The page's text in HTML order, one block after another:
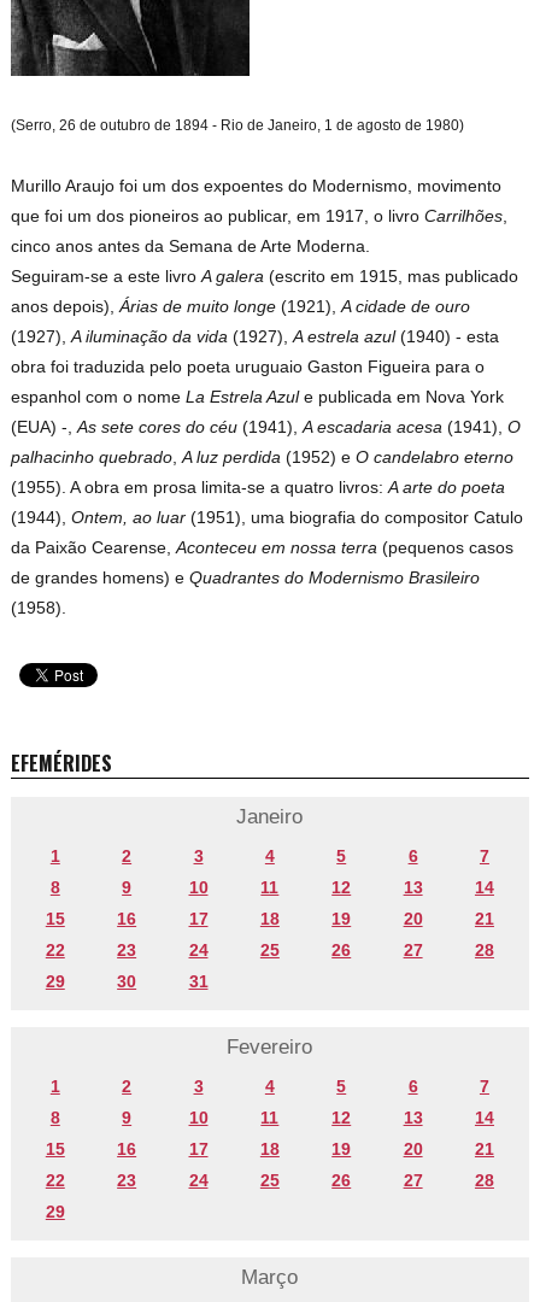
(Serro, 26 de outubro de 1894 - Rio de Janeiro, 1 de agosto de 1980)
Murillo Araujo foi um dos expoentes do Modernismo, movimento
que foi um dos pioneiros ao publicar, em 1917, o livro Carrilhões
cinco anos antes da Semana de Arte Moderna.
Seguiram-se a este livroA galera (escrito em 1915, mas publicado
anos depois),Árias de muito longe (1921),A cidade de ouro
(1927),A iluminação da vida (1927),A estrela azul(1940) - esta
obra foi traduzida pelo poeta uruguaio Gaston Figueira para o
espanhol com o nomeLa Estrela Azule publicada em Nova York
(EUA) -,As sete cores do céu (1941),A escadaria acesa (1941),O
palhacinho quebrado ,A luz perdida (1952) eO candelabro eterno
(1955). A obra em prosa limita-se a quatro livros:A arte do poeta
(1944),Ontem, ao luar (1951), uma biografia do compositor Catulo
da Paixão Cearense,Aconteceu em nossa terra (pequenos casos
de grandes homens) e Quadrantes do Modernismo Brasileiro
(1958).
EFEMÉRIDES
Janeiro
1 2 3 4 5 6
7
8
9 10 11 12 13
14
15
16 17 18 19 20
21
22
23 24 25 26 27
28
29
30 31
Fevereiro
1 2 3 4 5 6
7
8
9 10 11 12 13
14
15
16 17 18 19 20
21
22
23 24 25 26 27
28
29
Março